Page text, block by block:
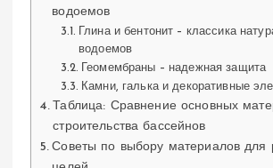
водоемов
Глина и бентонит – классика
водоемов
Геомембраны – надежная защита
Камни, галька и декоративные
Таблица: Сравнение основных
строительства бассейнов
Советы по выбору материалов для